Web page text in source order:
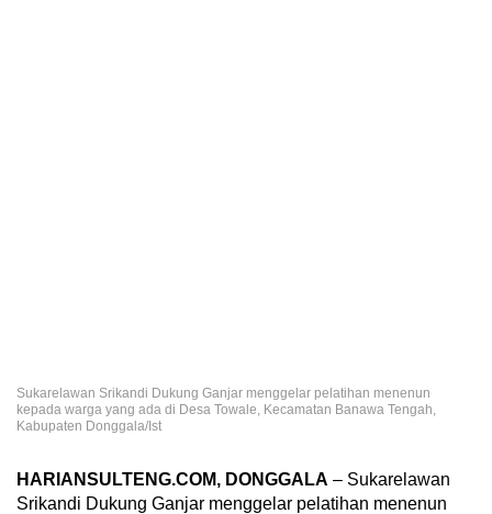
Sukarelawan Srikandi Dukung Ganjar menggelar pelatihan menenun
kepada warga yang ada di Desa Towale, Kecamatan Banawa Tengah,
Kabupaten Donggala/Ist
HARIANSULTENG.COM, DONGGALA – Sukarelawan
Srikandi Dukung Ganjar menggelar pelatihan menenun